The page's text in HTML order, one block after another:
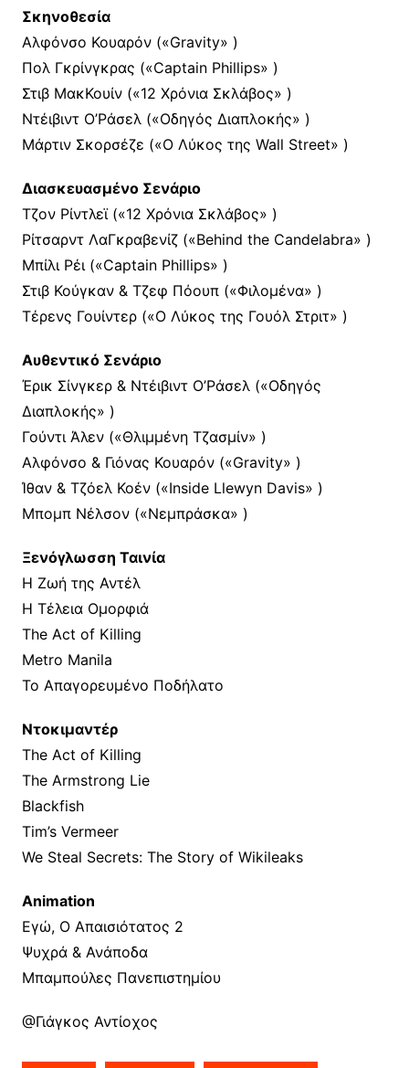
Σκηνοθεσία
Αλφόνσο Κουαρόν («Gravity» )
Πολ Γκρίνγκρας («Captain Phillips» )
Στιβ ΜακΚουίν («12 Χρόνια Σκλάβος» )
Ντέιβιντ Ο’Ράσελ («Οδηγός Διαπλοκής» )
Μάρτιν Σκορσέζε («Ο Λύκος της Wall Street» )
Διασκευασμένο Σενάριο
Τζον Ρίντλεϊ («12 Χρόνια Σκλάβος» )
Ρίτσαρντ ΛαΓκραβενίζ («Behind the Candelabra» )
Μπίλι Ρέι («Captain Phillips» )
Στιβ Κούγκαν & Τζεφ Πόουπ («Φιλομένα» )
Τέρενς Γουίντερ («Ο Λύκος της Γουόλ Στριτ» )
Αυθεντικό Σενάριο
Έρικ Σίνγκερ & Ντέιβιντ Ο’Ράσελ («Οδηγός
Διαπλοκής» )
Γούντι Άλεν («Θλιμμένη Τζασμίν» )
Αλφόνσο & Γιόνας Κουαρόν («Gravity» )
Ίθαν & Τζόελ Κοέν («Inside Llewyn Davis» )
Μπομπ Νέλσον («Νεμπράσκα» )
Ξενόγλωσση Ταινία
Η Ζωή της Αντέλ
Η Τέλεια Ομορφιά
The Act of Killing
Metro Manila
Το Απαγορευμένο Ποδήλατο
Ντοκιμαντέρ
The Act of Killing
The Armstrong Lie
Blackfish
Tim’s Vermeer
We Steal Secrets: The Story of Wikileaks
Animation
Εγώ, Ο Απαισιότατος 2
Ψυχρά & Ανάποδα
Μπαμπούλες Πανεπιστημίου
@Γιάγκος Αντίοχος